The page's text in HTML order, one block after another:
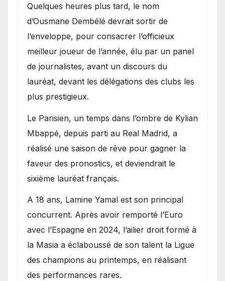
Quelques heures plus tard, le nom
d’Ousmane Dembélé devrait sortir de
l’enveloppe, pour consacrer l’officieux
meilleur joueur de l’année, élu par un panel
de journalistes, avant un discours du
lauréat, devant les délégations des clubs les
plus prestigieux.
Le Parisien, un temps dans l’ombre de Kylian
Mbappé, depuis parti au Real Madrid, a
réalisé une saison de rêve pour gagner la
faveur des pronostics, et deviendrait le
sixième lauréat français.
A 18 ans, Lamine Yamal est son principal
concurrent. Après avoir remporté l’Euro
avec l’Espagne en 2024, l’ailier droit formé à
la Masia a éclaboussé de son talent la Ligue
des champions au printemps, en réalisant
des performances rares.